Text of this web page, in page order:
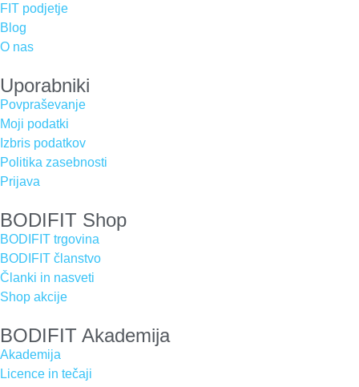
FIT podjetje
Blog
O nas
Uporabniki
Povpraševanje
Moji podatki
Izbris podatkov
Politika zasebnosti
Prijava
BODIFIT Shop
BODIFIT trgovina
BODIFIT članstvo
Članki in nasveti
Shop akcije
BODIFIT Akademija
Akademija
Licence in tečaji